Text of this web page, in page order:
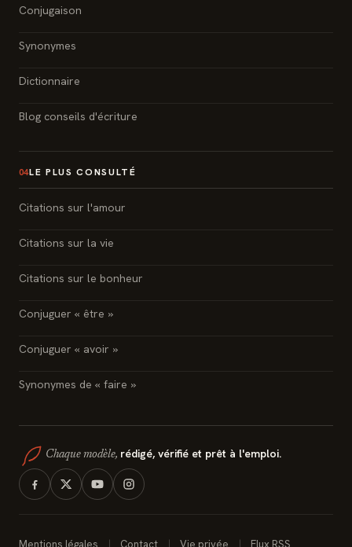
Conjugaison
Synonymes
Dictionnaire
Blog conseils d'écriture
04LE PLUS CONSULTÉ
Citations sur l'amour
Citations sur la vie
Citations sur le bonheur
Conjuguer « être »
Conjuguer « avoir »
Synonymes de « faire »
Chaque modèle, rédigé, vérifié et prêt à l'emploi.
Mentions légales Contact Vie privée Flux RSS